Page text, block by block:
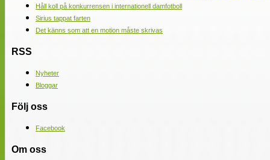
Håll koll på konkurrensen i internationell damfotboll
Sirius tappat farten
Det känns som att en motion måste skrivas
RSS
Nyheter
Bloggar
Följ oss
Facebook
Om oss